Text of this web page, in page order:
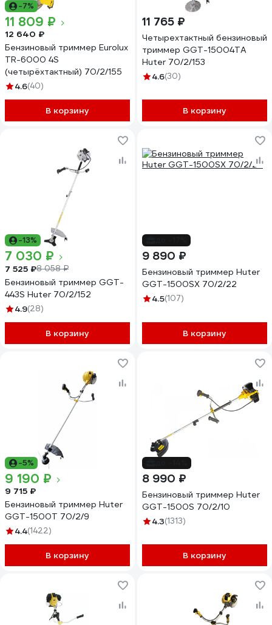
-7%
11 809 ₽
12 640 ₽
Бензиновый триммер Eurolux
TR-6000 4S
(четырёхтактный) 70/2/155
4.6(40)
В корзину
11 765 ₽
Четырехтактный бензиновый
триммер GGT-15004ТA
Huter 70/2/153
4.6(30)
В корзину
-13%
7 030 ₽
7 525 ₽8 058 ₽
Бензиновый триммер GGT-
443S Huter 70/2/152
4.9(28)
В корзину
9 890 ₽
Бензиновый триммер Huter
GGT-1500SX 70/2/22
4.5(107)
В корзину
-5%
9 190 ₽
9 715 ₽
Бензиновый триммер Huter
GGT-1500T 70/2/9
4.4(1422)
В корзину
8 990 ₽
Бензиновый триммер Huter
GGT-1500S 70/2/10
4.3(1313)
В корзину